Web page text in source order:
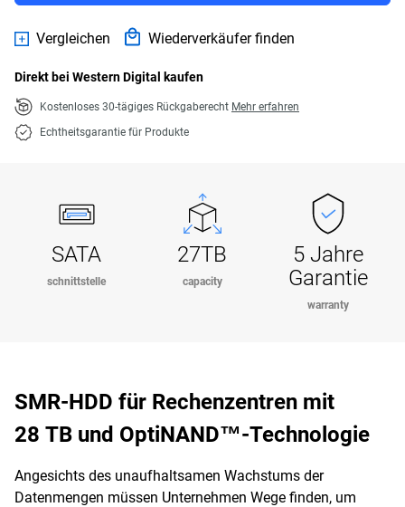
Vergleichen Wiederverkäufer finden
Direkt bei Western Digital kaufen
Kostenloses 30-tägiges Rückgaberecht Mehr erfahren
Echtheitsgarantie für Produkte
SATA
schnittstelle
27TB
capacity
5 Jahre
Garantie
warranty
SMR-HDD für Rechenzentren mit
28 TB und OptiNAND™-Technologie
Angesichts des unaufhaltsamen Wachstums der
Datenmengen müssen Unternehmen Wege finden, um